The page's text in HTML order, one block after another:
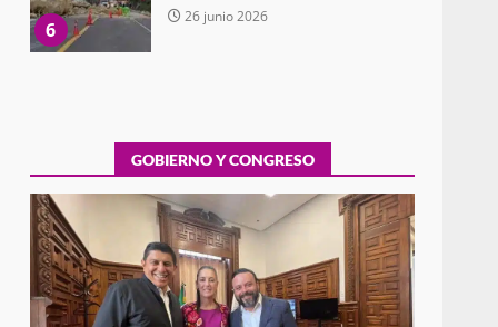
6
26 junio 2026
7
de Tehuantepec
22 junio 2026
1
Ciudad Salud: justicia social
para Oaxaca
5 agosto 2026
GOBIERNO Y CONGRESO